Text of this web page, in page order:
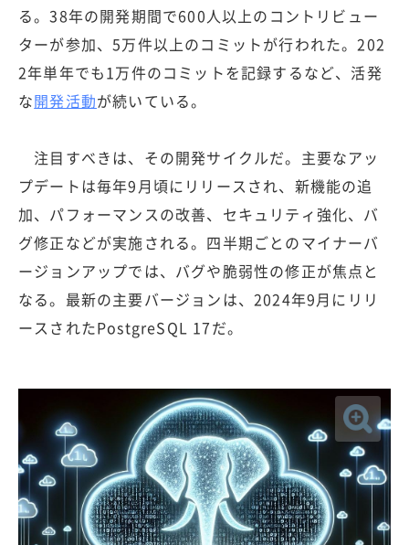
る。38年の開発期間で600人以上のコントリビュー
ターが参加、5万件以上のコミットが行われた。202
2年単年でも1万件のコミットを記録するなど、活発
な開発活動が続いている。
注目すべきは、その開発サイクルだ。主要なアッ
プデートは毎年9月頃にリリースされ、新機能の追
加、パフォーマンスの改善、セキュリティ強化、バ
グ修正などが実施される。四半期ごとのマイナーバ
ージョンアップでは、バグや脆弱性の修正が焦点と
なる。最新の主要バージョンは、2024年9月にリリ
ースされたPostgreSQL 17だ。